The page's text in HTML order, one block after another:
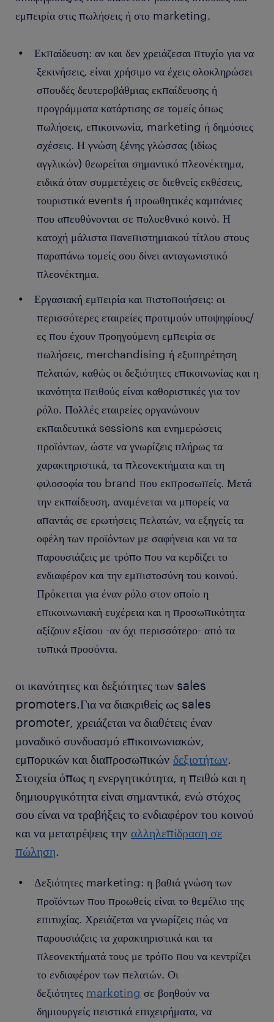
Καταγραφή και διαχείριση στοιχείων πελατών:
ώστε να μπορεί η εταιρεία να επικοινωνήσει μαζί τους
μελλοντικά. Μπορεί να ζητάς από τους επισκέπτες να
συμπληρώσουν φόρμες συμμετοχής ή να αφήσουν τα
στοιχεία επικοινωνίας τους για follow-up ενέργειες.
Αναφορά αποτελεσμάτων και αξιολόγηση δράσεων:
μετά το τέλος κάθε προωθητικής ενέργειας, συντάσσεις
αναφορές με τα αποτελέσματα της καμπάνιας, όπως
πωλήσεις, αριθμό επαφών, αντιδράσεις πελατών και
συνολική απόδοση. Οι αναφορές αυτές βοηθούν τη
διοίκηση να αξιολογήσει την επιτυχία της δράσης και να
σχεδιάσει μελλοντικές καμπάνιες.
εμπειρία στις πωλήσεις ή στο marketing.
Εκπαίδευση: αν και δεν χρειάζεσαι πτυχίο για να
ξεκινήσεις, είναι χρήσιμο να έχεις ολοκληρώσει
σπουδές δευτεροβάθμιας εκπαίδευσης ή
προγράμματα κατάρτισης σε τομείς όπως
πωλήσεις, επικοινωνία, marketing ή δημόσιες
σχέσεις. Η γνώση ξένης γλώσσας (ιδίως
αγγλικών) θεωρείται σημαντικό πλεονέκτημα,
ειδικά όταν συμμετέχεις σε διεθνείς εκθέσεις,
τουριστικά events ή προωθητικές καμπάνιες
που απευθύνονται σε πολυεθνικό κοινό. Η
κατοχή μάλιστα πανεπιστημιακού τίτλου στους
παραπάνω τομείς σου δίνει ανταγωνιστικό
πλεονέκτημα.
Εργασιακή εμπειρία και πιστοποιήσεις: οι
περισσότερες εταιρείες προτιμούν υποψηφίους/
ες που έχουν προηγούμενη εμπειρία σε
πωλήσεις, merchandising ή εξυπηρέτηση
πελατών, καθώς οι δεξιότητες επικοινωνίας και η
ικανότητα πειθούς είναι καθοριστικές για τον
ρόλο. Πολλές εταιρείες οργανώνουν
εκπαιδευτικά sessions και ενημερώσεις
προϊόντων, ώστε να γνωρίζεις πλήρως τα
χαρακτηριστικά, τα πλεονεκτήματα και τη
φιλοσοφία του brand που εκπροσωπείς. Μετά
την εκπαίδευση, αναμένεται να μπορείς να
απαντάς σε ερωτήσεις πελατών, να εξηγείς τα
οφέλη των προϊόντων με σαφήνεια και να τα
παρουσιάζεις με τρόπο που να κερδίζει το
ενδιαφέρον και την εμπιστοσύνη του κοινού.
Πρόκειται για έναν ρόλο στον οποίο η
επικοινωνιακή ευχέρεια και η προσωπικότητα
αξίζουν εξίσου -αν όχι περισσότερο- από τα
τυπικά προσόντα.
οι ικανότητες και δεξιότητες των sales
promoters.Για να διακριθείς ως sales
promoter, χρειάζεται να διαθέτεις έναν
μοναδικό συνδυασμό επικοινωνιακών,
εμπορικών και διαπροσωπικών δεξιοτήτων.
Στοιχεία όπως η ενεργητικότητα, η πειθώ και η
δημιουργικότητα είναι σημαντικά, ενώ στόχος
σου είναι να τραβήξεις το ενδιαφέρον του κοινού
και να μετατρέψεις την αλληλεπίδραση σε
πώληση.
Δεξιότητες marketing: η βαθιά γνώση των
προϊόντων που προωθείς είναι το θεμέλιο της
επιτυχίας. Χρειάζεται να γνωρίζεις πώς να
παρουσιάζεις τα χαρακτηριστικά και τα
πλεονεκτήματά τους με τρόπο που να κεντρίζει
το ενδιαφέρον των πελατών. Οι
δεξιότητες marketing σε βοηθούν να
δημιουργείς πειστικά επιχειρήματα, να